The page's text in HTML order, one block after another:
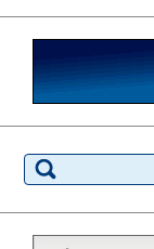
索: